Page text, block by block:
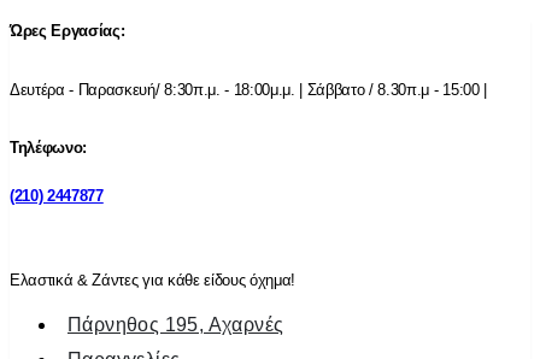
Ώρες Εργασίας:
Δευτέρα - Παρασκευή/ 8:30π.μ. - 18:00μ.μ. | Σάββατο / 8.30π.μ - 15:00 |
Τηλέφωνο:
(210) 2447877
Ελαστικά & Ζάντες για κάθε είδους όχημα!
Πάρνηθος 195, Αχαρνές